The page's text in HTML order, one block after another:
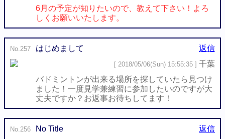
6月の予定が知りたいので、教えて下さい！よろ
しくお願いいたします。
No.257 はじめまして 返信
[ 2018/05/06(Sun) 15:55:35 ] 千葉
バドミントンが出来る場所を探していたら見つけ
ました！一度見学兼練習に参加したいのですが大
丈夫ですか？お返事お待ちしてます！
No.256 No Title 返信